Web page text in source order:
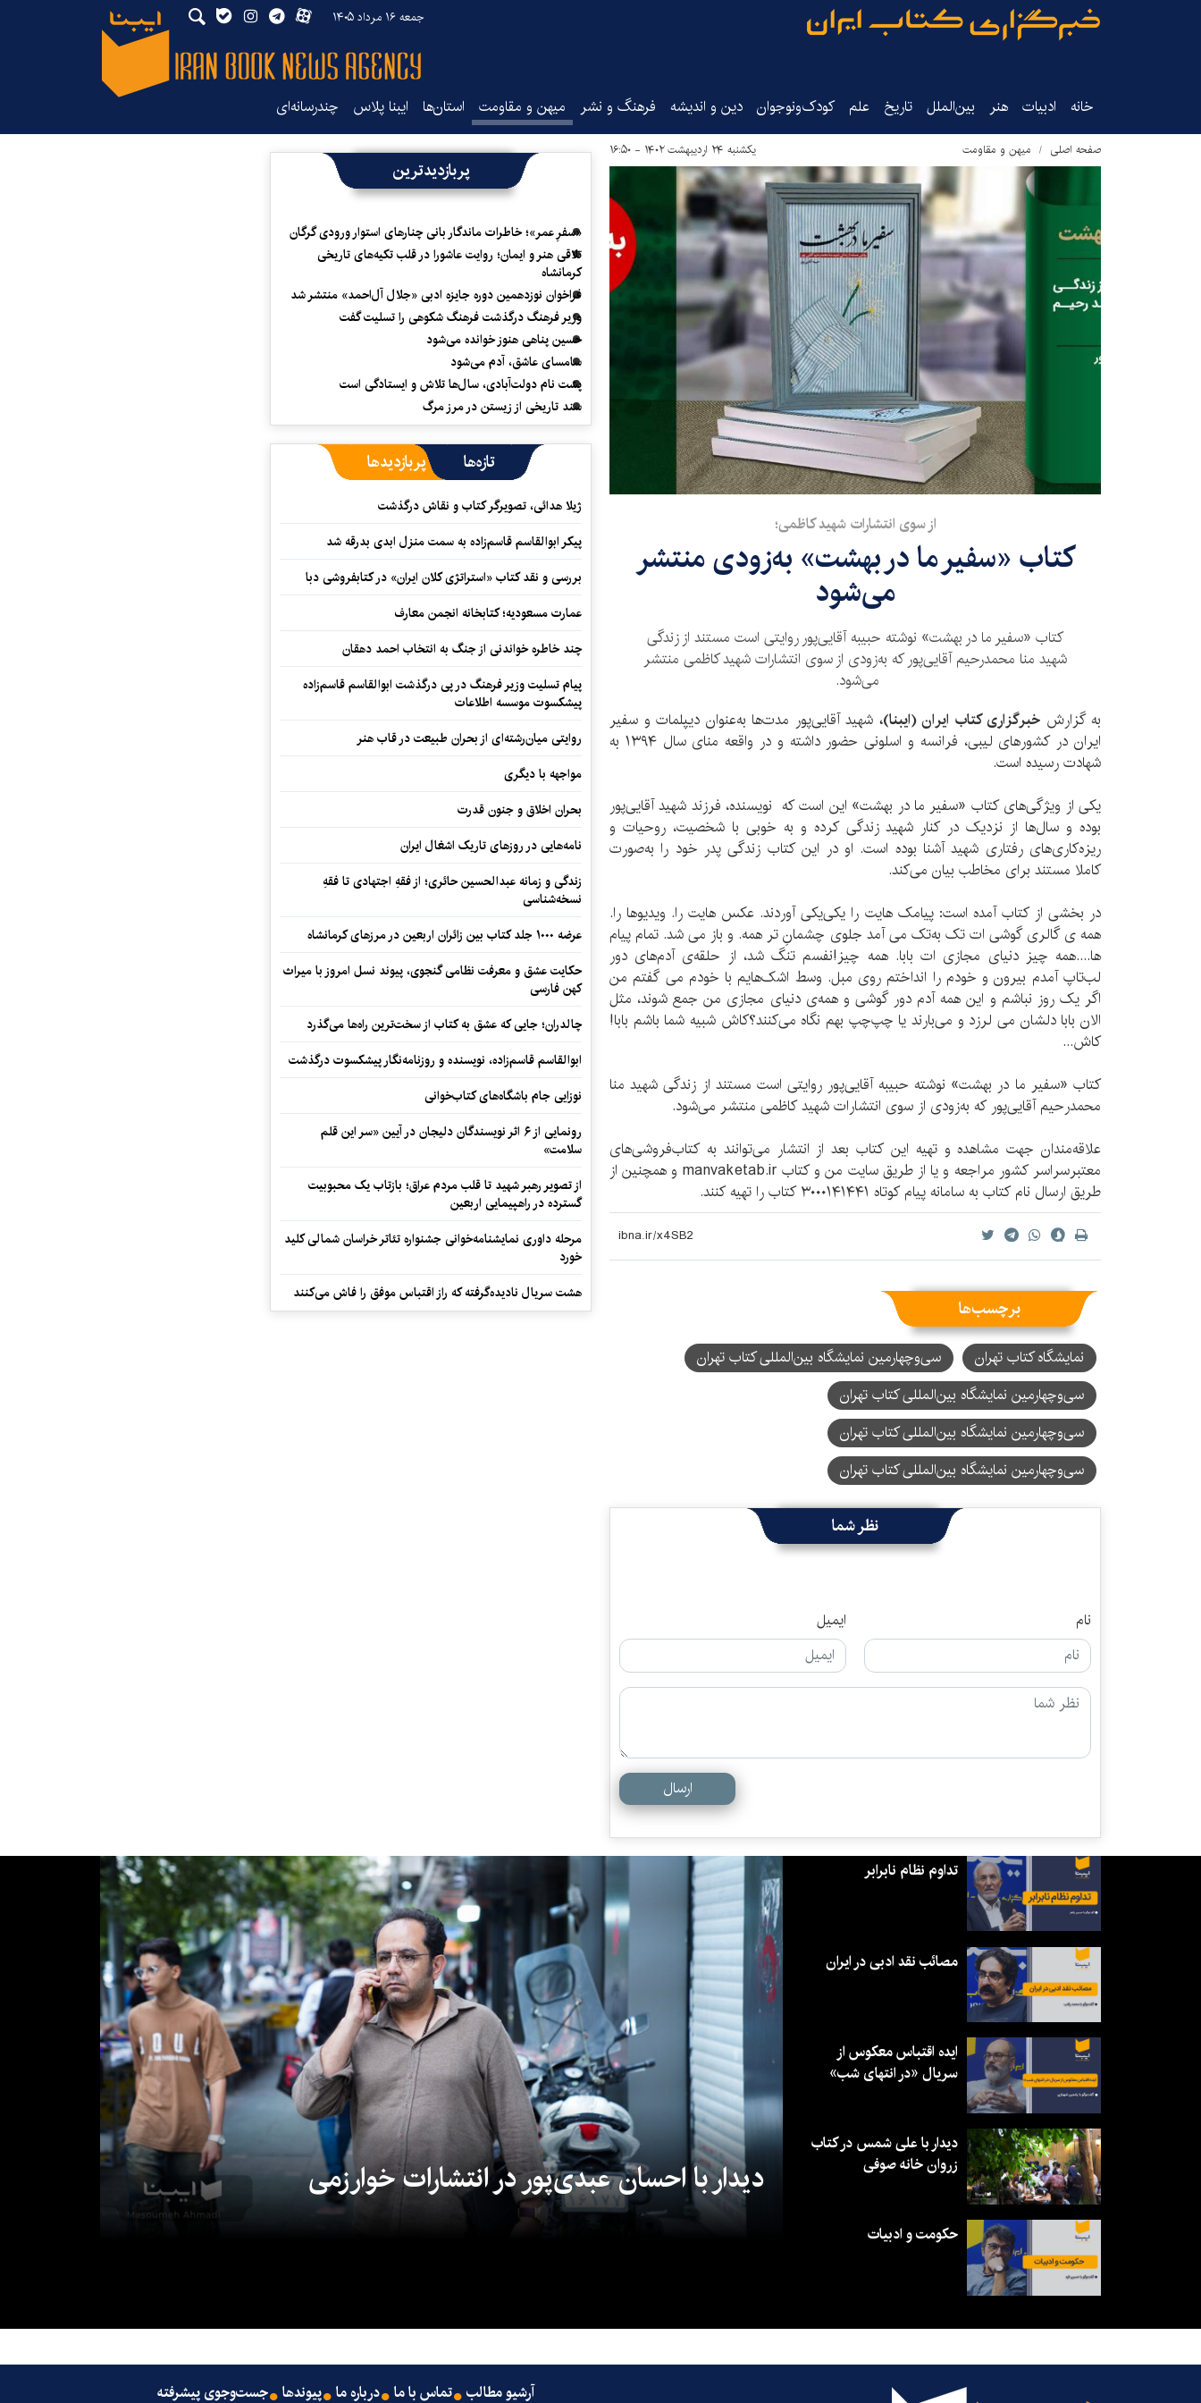
جمعه ۱۶ مرداد ۱۴۰۵
خانه ادبیات هنر بین‌الملل تاریخ‌ علم کودک‌ونوجوان دین و اندیشه فرهنگ و نشر میهن و مقاومت استان‌ها ایبنا پلاس چندرسانه‌ای
صفحه اصلی میهن و مقاومت یکشنبه ۲۴ اردیبهشت ۱۴۰۲ - ۱۶:۵۰
از سوی انتشارات شهید کاظمی؛
کتاب «سفیر ما در بهشت» به‌زودی منتشر
می‌شود
کتاب «سفیر ما در بهشت» نوشته حبیبه آقایی‌پور روایتی است مستند از زندگی
شهید منا محمدرحیم آقایی‌پور که به‌زودی از سوی انتشارات شهید کاظمی منتشر
می‌شود.
به گزارش خبرگزاری کتاب ایران (ایبنا)، شهید آقایی‌پور مدت‌ها به‌عنوان دیپلمات و سفیر
ایران در کشورهای لیبی، فرانسه و اسلونی حضور داشته و در واقعه منای سال ۱۳۹۴ به
شهادت رسیده است.
یکی از ویژگی‌های کتاب «سفیر ما در بهشت» این است که نویسنده، فرزند شهید آقایی‌پور
بوده و سال‌ها از نزدیک در کنار شهید زندگی کرده و به خوبی با شخصیت، روحیات و
ریزه‌کاری‌های رفتاری شهید آشنا بوده است. او در این کتاب زندگی پدر خود را به‌صورت‌
کاملا مستند برای مخاطب بیان می‌کند.
در بخشی از کتاب آمده است: پیامک هایت را یکی‌یکی‌ آوردند. عکس هایت را. ویدیوها را.
همه ی گالری گوشی ات تک‌ به‌تک می آمد جلوی چشمانِ تر همه. و باز می شد. تمام پیام
ها....همه چیز دنیای مجازی ات بابا. همه چیز!نفسم تنگ شد، از حلقه‌ی آدم‌های دور
لب‌تاپ آمدم بیرون و خودم را انداختم روی مبل. وسط اشک‌هایم با خودم می گفتم من
اگر یک روز نباشم و این همه آدم دور گوشی و همه‌ی دنیای مجازی من جمع شوند، مثل
الان بابا دلشان می لرزد و می‌بارند یا چپ‌چپ بهم نگاه می‌کنند؟کاش شبیه شما باشم بابا!
کاش...
کتاب «سفیر ما در بهشت» نوشته حبیبه آقایی‌پور روایتی است مستند از زندگی شهید منا
محمدرحیم آقایی‌پور که به‌زودی از سوی انتشارات شهید کاظمی منتشر می‌شود.
علاقه‌مندان جهت مشاهده و تهیه این کتاب بعد از انتشار می‌توانند به کتاب‌فروشی‌های
معتبرسراسر کشور مراجعه و یا از طریق سایت من و کتاب manvaketab.ir و همچنین از
طریق ارسال نام کتاب به سامانه پیام کوتاه ۳۰۰۰۱۴۱۴۴۱ کتاب را تهیه کنند.
برچسب‌ها
نمایشگاه کتاب تهران
سی‌و‌چهارمین نمایشگاه بین‌المللی کتاب تهران
سی‌وچهارمین نمایشگاه بین‌المللی کتاب تهران
سی‌وچهارمین نمایشگاه بین‌المللی کتاب تهران
سی‌‌وچهارمین نمایشگاه بین‌المللی کتاب تهران
نظر شما
نام ایمیل
ارسال
پربازدیدترین
«سفرِ عمر»؛ خاطرات ماندگار بانی چنارهای استوار ورودی گرگان
تلاقی هنر و ایمان؛ روایت عاشورا در قلب تکیه‌های تاریخی
کرمانشاه
فراخوان نوزدهمین دوره جایزه ادبی «جلال آل‌احمد» منتشر شد
وزیر فرهنگ درگذشت فرهنگ شکوهی را تسلیت گفت
حسین پناهی هنوز خوانده می‌شود
سامسای عاشق، آدم می‌شود
پشت نام دولت‌آبادی، سال‌ها تلاش و ایستادگی است
سند تاریخی از زیستن در مرز مرگ
تازه‌ها پربازدیدها
ژیلا هدائی، تصویرگر کتاب و نقاش درگذشت
پیکر ابوالقاسم قاسم‌زاده به سمت منزل ابدی بدرقه شد
بررسی و نقد کتاب «استراتژی کلان ایران» در کتابفروشی دبا
عمارت مسعودیه؛ کتابخانه انجمن معارف
چند خاطره خواندنی از جنگ به انتخاب احمد دهقان
پیام تسلیت وزیر فرهنگ در پی درگذشت ابوالقاسم قاسم‌زاده
پیشکسوت موسسه اطلاعات
روایتی میان‌رشته‌ای از بحران طبیعت در قاب هنر
مواجهه با دیگری
بحران اخلاق و جنون قدرت
نامه‌هایی در روزهای تاریک اشغال ایران
زندگی و زمانه عبدالحسین حائری؛ از فقهِ اجتهادی تا فقهِ
نسخه‌شناسی
عرضه ۱۰۰۰ جلد کتاب بین زائران اربعین در مرزهای کرمانشاه
حکایت عشق و معرفت نظامی گنجوی، پیوند نسل امروز با میراث
کهن فارسی
چالدران؛ جایی که عشق به کتاب از سخت‌ترین راه‌ها می‌گذرد
ابوالقاسم قاسم‌زاده، نویسنده و روزنامه‌نگار پیشکسوت درگذشت
نوزایی جام باشگاه‌های کتاب‌خوانی
رونمایی از ۶ اثر نویسندگان دلیجان در آیین «سر این قلم
سلامت»
از تصویر رهبر شهید تا قلب مردم عراق؛ بازتاب یک محبوبیت
گسترده در راهپیمایی اربعین
مرحله داوری نمایشنامه‌خوانی جشنواره تئاتر خراسان شمالی کلید
خورد
هشت سریال نادیده‌گرفته که راز اقتباس موفق را فاش می‌کنند
دیدار با احسان عبدی‌پور در انتشارات خوارزمی
تداوم نظام نابرابر
مصائب نقد ادبی در ایران
ایده اقتباس معکوس از
سریال «در انتهای شب»
دیدار با علی شمس در کتاب
زروان خانه صوفی
حکومت و ادبیات
آرشیو مطالب تماس با ما درباره ما پیوندها جست‌وجوی پیشرفته